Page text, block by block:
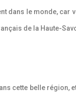
dans le monde, car
de la Haute-
cette belle région,